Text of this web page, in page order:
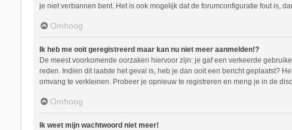
je niet verbannen bent. Het is ook mogelijk dat de forumconfiguratie fout is,
Omhoog
Ik heb me ooit geregistreerd maar kan nu niet meer aanmelden!?
De meest voorkomende oorzaken hiervoor zijn: je gaf een verkeerde
reden. Indien dit laatste het geval is, heb je dan ooit een bericht geplaatst?
omvang te verkleinen. Probeer je opnieuw te registreren en meng je in de
Omhoog
Ik weet mijn wachtwoord niet meer!